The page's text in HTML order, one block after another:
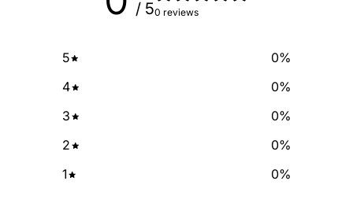
/ 50 reviews
5 0%
4
0%
3
0%
2
0%
1
0%